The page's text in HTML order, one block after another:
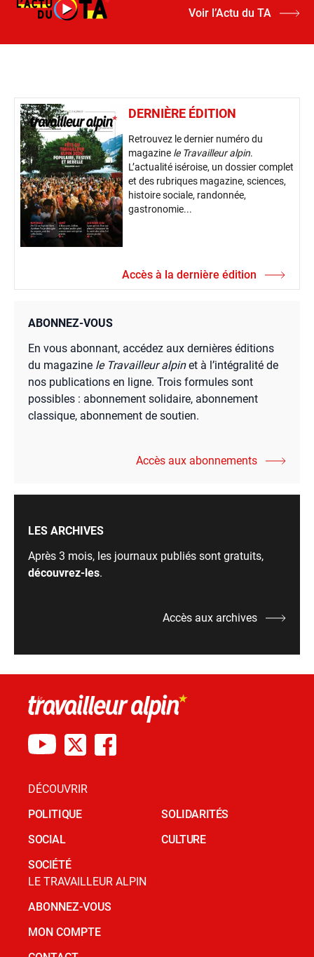
Voir l’Actu du TA
DERNIÈRE ÉDITION
Retrouvez le dernier numéro du
magazine le Travailleur alpin.
L’actualité iséroise, un dossier complet
et des rubriques magazine, sciences,
histoire sociale, randonnée,
gastronomie...
Accès à la dernière édition
ABONNEZ-VOUS
En vous abonnant, accédez aux dernières éditions
du magazine le Travailleur alpinet à l’intégralité de
nos publications en ligne. Trois formules sont
possibles : abonnement solidaire, abonnement
classique, abonnement de soutien.
Accès aux abonnements
LES ARCHIVES
Après 3 mois, les journaux publiés sont gratuits,
découvrez-les.
Accès aux archives
DÉCOUVRIR
POLITIQUE
SOCIAL
SOCIÉTÉ
SOLIDARITÉS
CULTURE
LE TRAVAILLEUR ALPIN
ABONNEZ-VOUS
MON COMPTE